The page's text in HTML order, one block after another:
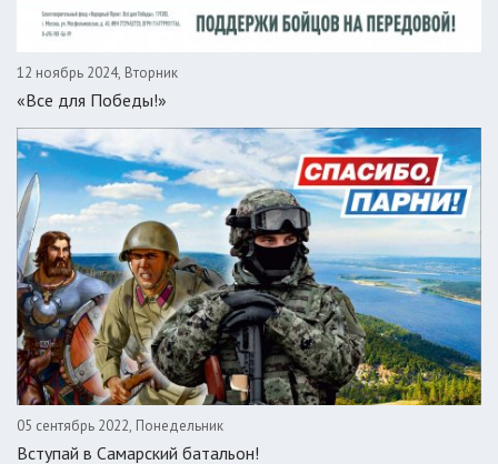
12 ноябрь 2024, Вторник
«Все для Победы!»
05 сентябрь 2022, Понедельник
Вступай в Самарский батальон!